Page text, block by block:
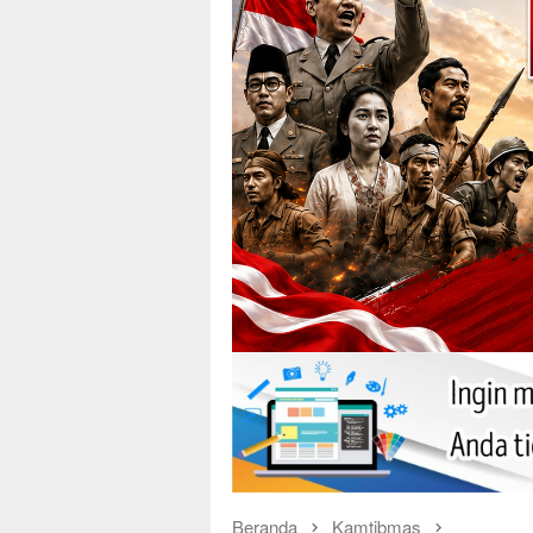
Beranda Kamtibmas